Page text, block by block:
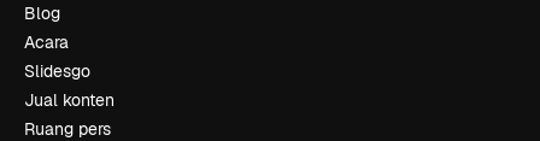
Blog
Acara
Slidesgo
Jual konten
Ruang pers